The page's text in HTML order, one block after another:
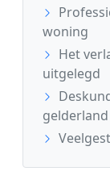
woning
Het
uitgelegd
gelderland